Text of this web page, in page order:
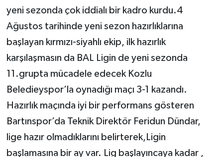
yeni sezonda çok iddialı bir kadro kurdu.4
Ağustos tarihinde yeni sezon hazırlıklarına
başlayan kırmızı-siyahlı ekip, ilk hazırlık
karşılaşmasın da BAL Ligin de yeni sezonda
11.grupta mücadele edecek Kozlu
Beledieyspor’la oynadığı maçı 3-1 kazandı.
Hazırlık maçında iyi bir performans gösteren
Bartınspor’da Teknik Direktör Feridun Dündar,
lige hazır olmadıklarını belirterek,Ligin
başlamasına bir ay var. Lig başlayıncaya kadar ,